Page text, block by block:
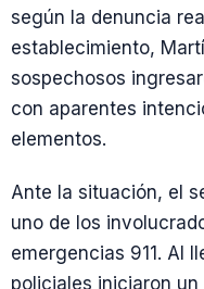
según la denuncia
establecimiento,
sospechosos
con aparentes
elementos.
Ante la situación, el
uno de los
emergencias 911. Al
policiales iniciaron